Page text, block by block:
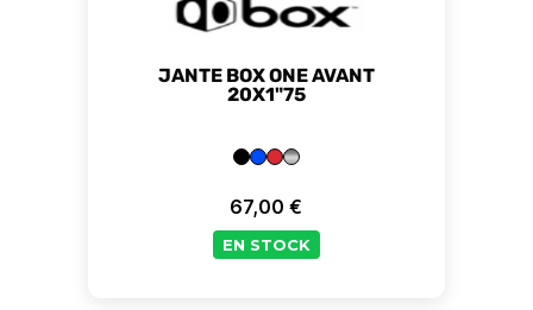
JANTE BOX ONE AVANT
20X1"75
Prix
67,00 €
EN STOCK